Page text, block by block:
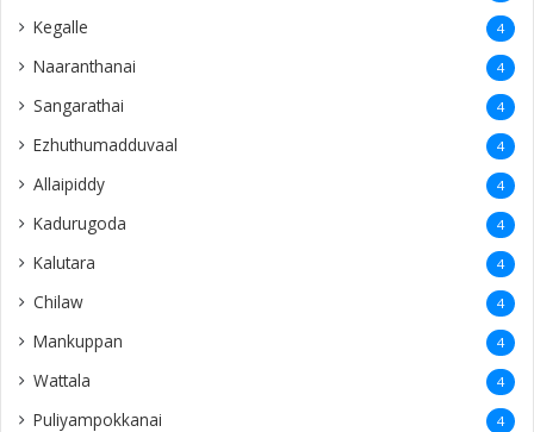
Kegalle 4
Naaranthanai 4
Sangarathai 4
Ezhuthumadduvaal 4
Allaipiddy 4
Kadurugoda 4
Kalutara 4
Chilaw 4
Mankuppan 4
Wattala 4
Puliyampokkanai 4